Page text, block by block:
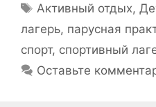
Метки
Активный отдых,
лагерь, парусная
спорт, спортивный
Оставьте